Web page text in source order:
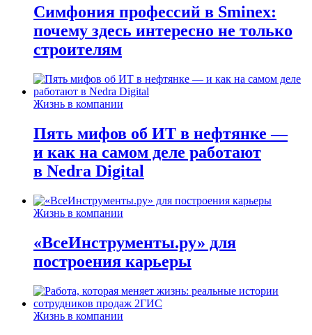
Симфония профессий в Sminex:
почему здесь интересно не только
строителям
Жизнь в компании
Пять мифов об ИТ в нефтянке —
и как на самом деле работают
в Nedra Digital
Жизнь в компании
«ВсеИнструменты.ру» для
построения карьеры
Жизнь в компании